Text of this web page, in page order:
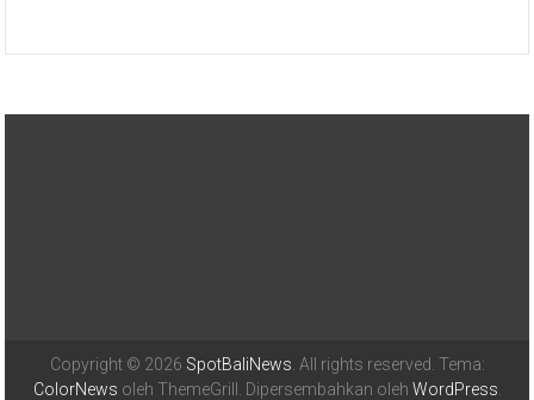
Copyright © 2026 SpotBaliNews . All rights reserved. Tema:
ColorNews oleh ThemeGrill. Dipersembahkan oleh WordPress